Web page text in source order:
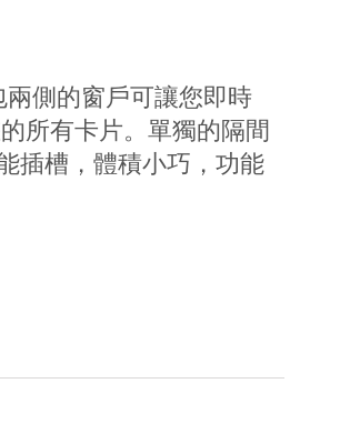
側的窗戶可讓您即時
所有卡片。單獨的隔間
插槽，體積小巧，功能